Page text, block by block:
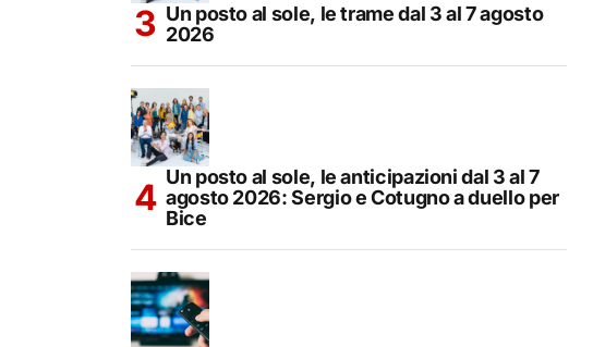
Un posto al sole, le trame dal 3 al 7 agosto
2026
Un posto al sole, le anticipazioni dal 3 al 7
agosto 2026: Sergio e Cotugno a duello per
Bice